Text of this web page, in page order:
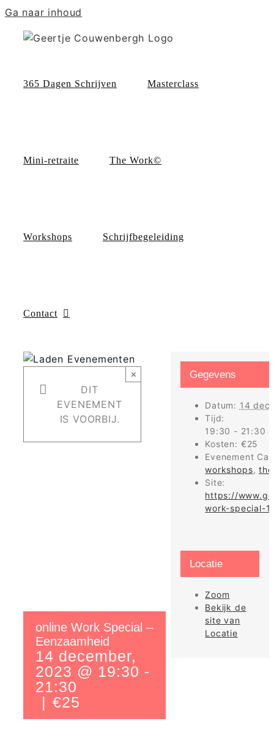
Ga naar inhoud
365 Dagen Schrijven Masterclass
Mini-retraite The Work©
Workshops Schrijfbegeleiding
Contact
DIT
EVENEMENT
IS VOORBIJ.
×
online Work Special –
Eenzaamheid
14 december,
2023 @ 19:30 -
21:30
| €25
Gegevens
Datum: 14
Tijd:
19:30 - 21:30
Kosten: €25
Evenement
workshops,
Site:
https://
work-special-
Locatie
Zoom
Bekijk de
site van
Locatie